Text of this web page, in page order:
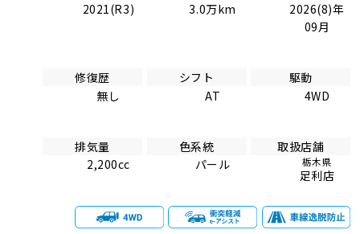
2021(R3)
3.0万km
2026(8)年
09月
修復歴
無し
シフト
AT
駆動
4WD
排気量
2,200cc
色系統
パール
取扱店舗
栃木県
足利店